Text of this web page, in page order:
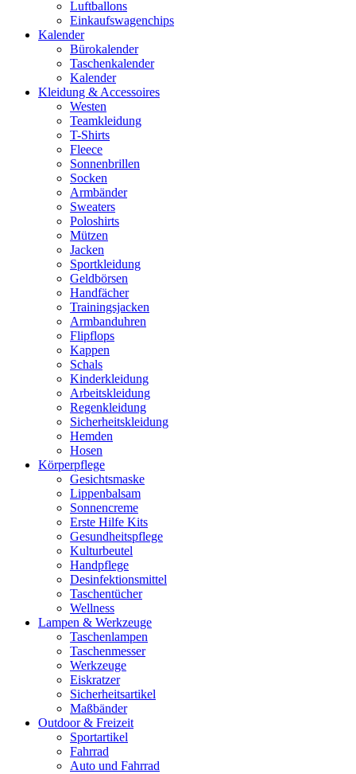
Luftballons
Einkaufswagenchips
Kalender
Bürokalender
Taschenkalender
Kalender
Kleidung & Accessoires
Westen
Teamkleidung
T-Shirts
Fleece
Sonnenbrillen
Socken
Armbänder
Sweaters
Poloshirts
Mützen
Jacken
Sportkleidung
Geldbörsen
Handfächer
Trainingsjacken
Armbanduhren
Flipflops
Kappen
Schals
Kinderkleidung
Arbeitskleidung
Regenkleidung
Sicherheitskleidung
Hemden
Hosen
Körperpflege
Gesichtsmaske
Lippenbalsam
Sonnencreme
Erste Hilfe Kits
Gesundheitspflege
Kulturbeutel
Handpflege
Desinfektionsmittel
Taschentücher
Wellness
Lampen & Werkzeuge
Taschenlampen
Taschenmesser
Werkzeuge
Eiskratzer
Sicherheitsartikel
Maßbänder
Outdoor & Freizeit
Sportartikel
Fahrrad
Auto und Fahrrad